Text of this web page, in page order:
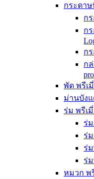
กระดา
ก
ก
ก
ก
พัด พรีเ
ม่านบัง
ร่ม พรีเ
ร่
ร่
ร่
ร่
หมวก พ